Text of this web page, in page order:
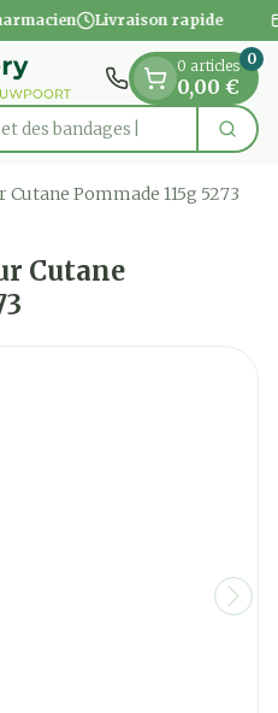
Livraison rapide
des bandages
0 articles
0,00 €
0
Pommade 115g 5273
Cutane